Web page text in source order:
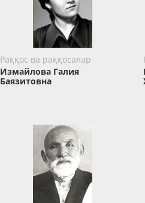
Раққос ва раққосалар
Измайлова Галия
Баязитовна